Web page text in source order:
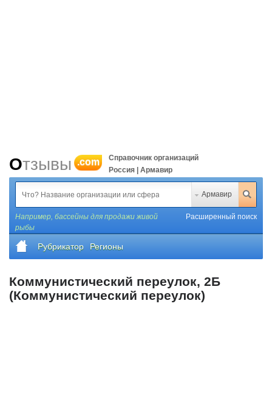
Отзывы .com
Справочник организаций
Россия | Армавир
Армавир
Например, бассейны для продажи живой
рыбы
Расширенный поиск
Рубрикатор Регионы
Коммунистический переулок, 2Б
(Коммунистический переулок)